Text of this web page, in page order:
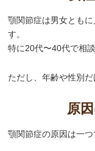
顎関節症は男女とも
す。
特に20代〜40代で相
ただし、年齢や性別
原
顎関節症の原因は一つ